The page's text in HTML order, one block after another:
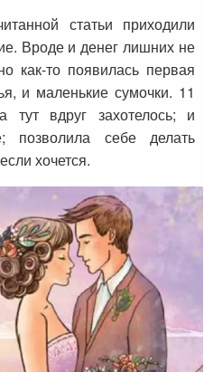
статьи приходили
Вроде и денег лишних не
как-то появилась первая
и маленькие сумочки. 11
вдруг захотелось; и
себе делать
хочется.